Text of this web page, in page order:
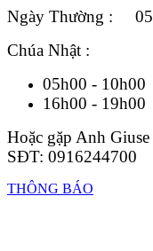
Ngày Thường :
Chúa Nhật :
05h00 - 10h00
16h00 - 19h00
Hoặc gặp Anh
SĐT: 0916244700
THÔNG BÁO